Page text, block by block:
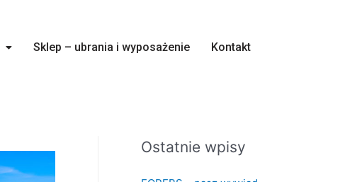
Sklep – ubrania i wyposażenie Kontakt
Ostatnie wpisy